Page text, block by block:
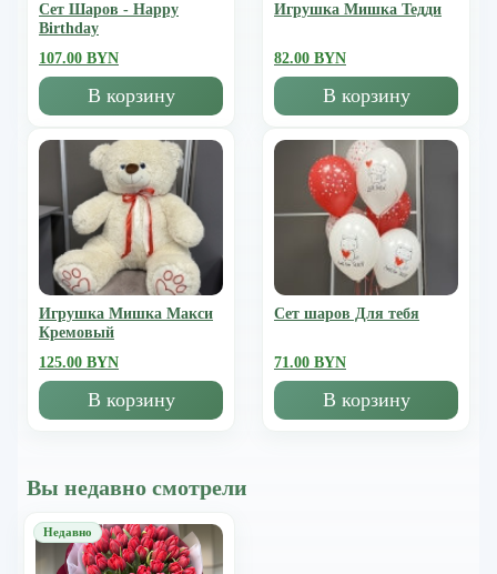
Сет Шаров - Happy
Birthday
107.00 BYN
В корзину
Игрушка Мишка Тедди
82.00 BYN
В корзину
Игрушка Мишка Mакси
Кремовый
125.00 BYN
В корзину
Сет шаров Для тебя
71.00 BYN
В корзину
Вы недавно смотрели